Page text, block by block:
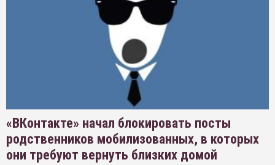
«ВКонтакте» начал блокировать посты
родственников мобилизованных, в которых
они требуют вернуть близких домой